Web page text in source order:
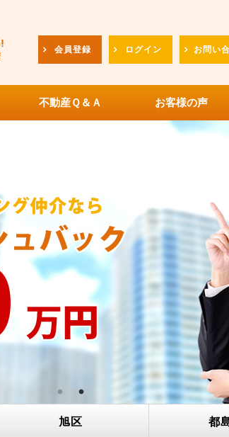
会員登録 ログイン お問い
不動産Ｑ＆Ａ お客様の声
旭区 都